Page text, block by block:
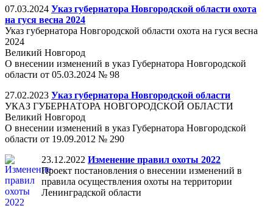
07.03.2024 Указ губернатора Новгородской области охота
на гуся весна 2024
Указ губернатора Новгородской области охота на гуся весна
2024
Великий Новгород
О внесении изменений в указ Губернатора Новгородской
области от 05.03.2024 № 98
27.02.2023 Указ губернатора Новгородской области
УКАЗ ГУБЕРНАТОРА НОВГОРОДСКОЙ ОБЛАСТИ
Великий Новгород
О внесении изменений в указ Губернатора Новгородской
области от 19.09.2012 № 290
23.12.2022 Изменение правил охоты 2022
Проект постановления о внесении изменений в
правила осуществления охоты на территории
Ленинградской области